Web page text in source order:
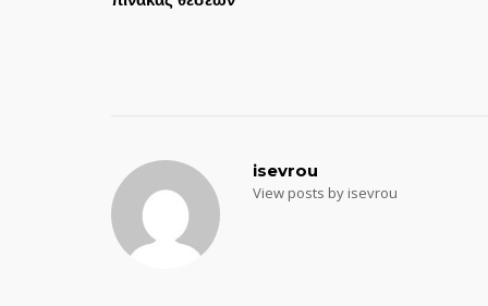
navigation
isevrou
View posts by isevrou